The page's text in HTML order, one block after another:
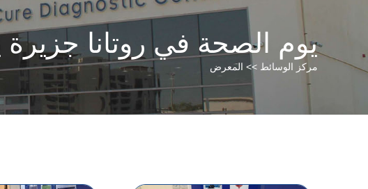
يوم الصحة في روتانا
مركز الوسائط >> المعرض